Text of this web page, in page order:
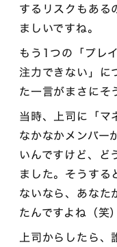
するリスクもある
ましいですね。
もう1つの「プレ
注力できない」に
た一言がまさにそ
当時、上司に「マ
なかなかメンバー
いんですけど、ど
ました。そうする
ないなら、あなた
たんですよね（笑
上司からしたら、